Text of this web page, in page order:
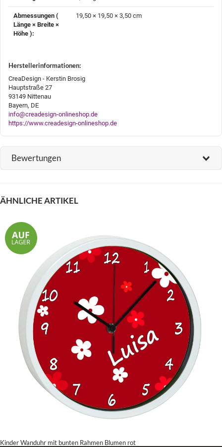
Abmessungen (
Länge × Breite ×
Höhe )‍:
19,50 × 19,50 × 3,50 cm
Herstellerinformationen:
CreaDesign - Kerstin Brosig
Hauptstraße 27
93149 Nittenau
Bayern, DE
info@creadesign-onlineshop.de
https://www.creadesign-onlineshop.de
Bewertungen
ÄHNLICHE ARTIKEL
Kinder Wanduhr mit bunten Rahmen Blumen rot